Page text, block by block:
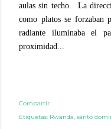
aulas sin techo. La
como platos se forzaban
radiante iluminaba el
proximidad...
Compartir
Etiquetas: Rwanda santo